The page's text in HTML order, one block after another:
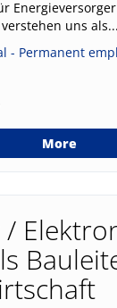
uns als...
- Permanent
More
/